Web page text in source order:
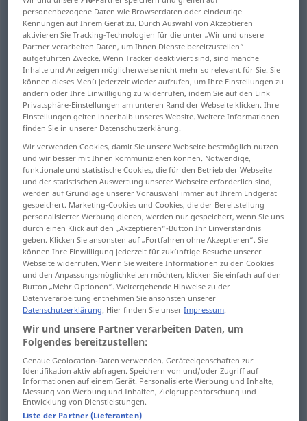
Übersicht aller Übersetzungen
(Für mehr Details die Übersetzung anklicken/antippen)
tout /toute Weitere Beispiele...
tout (le)/toute (la) alle
Beispiele
alles andere, all dasandere
tout le reste
er ist alles andere,nur kein…
il est toutsauf…
allesMögliche
tout ce que l’on peut imaginer
Beispiele anzeigen
personenbezogene Daten wie Browserdaten oder eindeutige
Kennungen auf Ihrem Gerät zu. Durch Auswahl von Akzeptieren
aktivieren Sie Tracking-Technologien für die unter „Wir und unsere
Partner verarbeiten Daten, um Ihnen Dienste bereitzustellen“
aufgeführten Zwecke. Wenn Tracker deaktiviert sind, sind manche
Inhalte und Anzeigen möglicherweise nicht mehr so relevant für Sie. Sie
können dieses Menü jederzeit wieder aufrufen, um Ihre Einstellungen zu
ändern oder Ihre Einwilligung zu widerrufen, indem Sie auf den Link
Privatsphäre-Einstellungen am unteren Rand der Webseite klicken. Ihre
Einstellungen gelten innerhalb unseres Website. Weitere Informationen
finden Sie in unserer Datenschutzerklärung.
Wir verwenden Cookies, damit Sie unsere Webseite bestmöglich nutzen
und wir besser mit Ihnen kommunizieren können. Notwendige,
funktionale und statistische Cookies, die für den Betrieb der Webseite
und der statistischen Auswertung unserer Webseite erforderlich sind,
werden auf Grundlage unserer Vorauswahl immer auf Ihrem Endgerät
gespeichert. Marketing-Cookies und Cookies, die der Bereitstellung
personalisierter Werbung dienen, werden nur gespeichert, wenn Sie uns
durch einen Klick auf den „Akzeptieren“-Button Ihr Einverständnis
geben. Klicken Sie ansonsten auf „Fortfahren ohne Akzeptieren“. Sie
können Ihre Einwilligung jederzeit für zukünftige Besuche unserer
Webseite widerrufen. Wenn Sie weitere Informationen zu den Cookies
und den Anpassungsmöglichkeiten möchten, klicken Sie einfach auf den
Button „Mehr Optionen“. Weitergehende Hinweise zu der
Datenverarbeitung entnehmen Sie ansonsten unserer
Datenschutzerklärung. Hier finden Sie unserImpressum.
Wir und unsere Partner verarbeiten Daten, um
Folgendes bereitzustellen:
Genaue Geolocation-Daten verwenden. Geräteeigenschaften zur
Identifikation aktiv abfragen. Speichern von und/oder Zugriff auf
Informationen auf einem Gerät. Personalisierte Werbung und Inhalte,
Messung von Werbung und Inhalten, Zielgruppenforschung und
Entwicklung von Dienstleistungen.
Liste der Partner (Lieferanten)